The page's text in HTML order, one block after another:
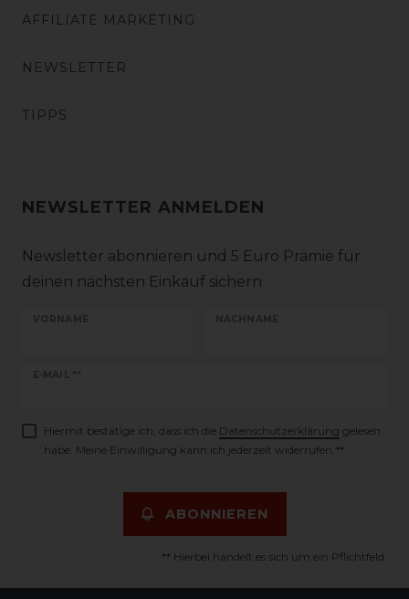
AFFILIATE MARKETING
NEWSLETTER
TIPPS
NEWSLETTER ANMELDEN
Newsletter abonnieren und 5 Euro Prämie für
deinen nächsten Einkauf sichern
VORNAME NACHNAME
E-MAIL **
Newsletter
Hiermit bestätige ich, dass ich die Daten­schutz­erklärung gelesen
habe. Meine Einwilligung kann ich jederzeit widerrufen.**
ABONNIEREN
** Hierbei handelt es sich um ein Pflichtfeld.